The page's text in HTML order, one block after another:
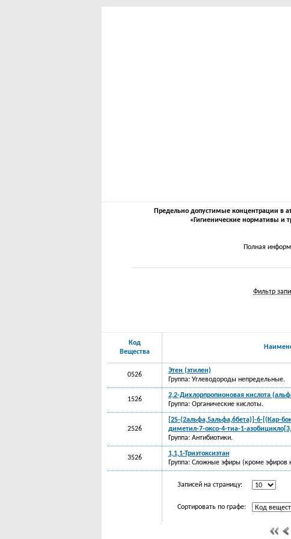
Предельно допустимые концентрации в
«Гигиенические нормативы и
Полная
Фильтр
Код
Вещества
0526
Этен (этилен)
Группа: Углеводороды непредельные.
1526
2,2-Дихлорпропионовая кислота
Группа: Органические кислоты.
2526
[2S-(2альфа,5альфа,6бета)]-6-[(Кар-
диметил-7-оксо-4-тиа-1-
Группа: Антибиотики.
3526
1,1,1-Триэтоксиэтан
Группа: Сложные эфиры (кроме эфиров
Записей на страницу:
Сортировать по графе: